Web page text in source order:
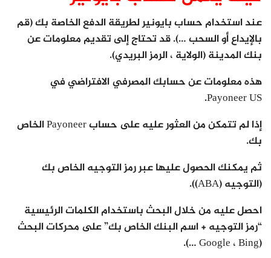
عند استخدام حساب بايونير لطريقة الدفع الخاصة بك (قم
بالإيداع أو السحب …). قد تحتاج إلى تقديم معلومات عن
بنك المدينة (الولاية ، الرمز البريدي).
هذه معلومات عن حسابك المصرفي الافتراضي في
Payoneer US.
إذا لم تتمكن من العثور عليه على حساب Payoneer الخاص
بك.
ثم يمكنك الحصول عليها عبر رمز التوجيه الخاص بك
(التوجيه (ABA)).
احصل عليه من خلال البحث باستخدام الكلمات الرئيسية
“رمز التوجيه + اسم البنك الخاص بك” على محركات البحث
(Google ، Bing …).